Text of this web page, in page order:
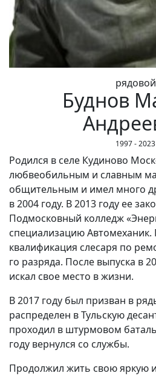
рядовой
Буднов
1997 - 2023
Родился в селе Кудиново
любвеобильным и славным
общительным и имел много
в 2004 году. В 2013 году ее
Подмосковный колледж
специализацию Автомеханик.
квалификация слесаря по
го разряда. После выпуска в
искал свое место в жизни.
В 2017 году был призван в
распределен в Тульскую
проходил в штурмовом
году вернулся со службы.
Продолжил жить свою яркую